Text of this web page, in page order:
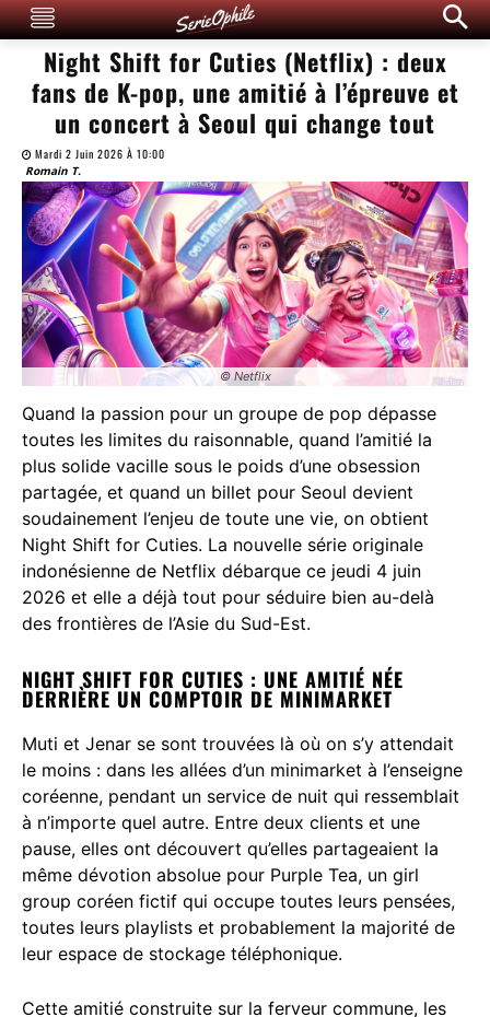
Night Shift for Cuties (Netflix) : deux
fans de K-pop, une amitié à l’épreuve et
un concert à Seoul qui change tout
Mardi 2 Juin 2026 À 10:00
Romain T.
© Netflix
Quand la passion pour un groupe de pop dépasse
toutes les limites du raisonnable, quand l’amitié la
plus solide vacille sous le poids d’une obsession
partagée, et quand un billet pour Seoul devient
soudainement l’enjeu de toute une vie, on obtient
Night Shift for Cuties. La nouvelle série originale
indonésienne de Netflix débarque ce jeudi 4 juin
2026 et elle a déjà tout pour séduire bien au-delà
des frontières de l’Asie du Sud-Est.
NIGHT SHIFT FOR CUTIES : UNE AMITIÉ NÉE
DERRIÈRE UN COMPTOIR DE MINIMARKET
Muti et Jenar se sont trouvées là où on s’y attendait
le moins : dans les allées d’un minimarket à l’enseigne
coréenne, pendant un service de nuit qui ressemblait
à n’importe quel autre. Entre deux clients et une
pause, elles ont découvert qu’elles partageaient la
même dévotion absolue pour Purple Tea, un girl
group coréen fictif qui occupe toutes leurs pensées,
toutes leurs playlists et probablement la majorité de
leur espace de stockage téléphonique.
Cette amitié construite sur la ferveur commune, les